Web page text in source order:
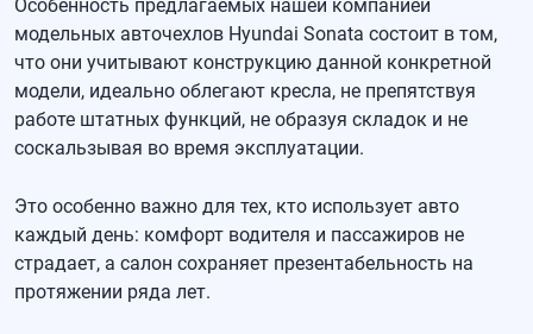
Особенность предлагаемых нашей компанией
модельных авточехлов Hyundai Sonata состоит в том,
что они учитывают конструкцию данной конкретной
модели, идеально облегают кресла, не препятствуя
работе штатных функций, не образуя складок и не
соскальзывая во время эксплуатации.
Это особенно важно для тех, кто использует авто
каждый день: комфорт водителя и пассажиров не
страдает, а салон сохраняет презентабельность на
протяжении ряда лет.